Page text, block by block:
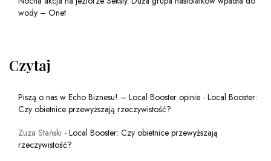
wody – Onet
Czytaj
Piszą o nas w Echo Biznesu! – Local Booster opinie - Local Booster:
Czy obietnice przewyższają rzeczywistość?
Zuza Stański - Local Booster: Czy obietnice przewyższają
rzeczywistość?